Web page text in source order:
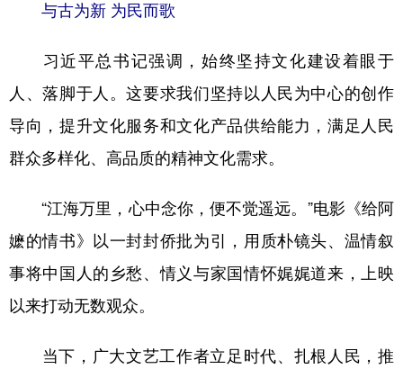
与古为新 为民而歌
习近平总书记强调，始终坚持文化建设着眼于
人、落脚于人。这要求我们坚持以人民为中心的创作
导向，提升文化服务和文化产品供给能力，满足人民
群众多样化、高品质的精神文化需求。
“江海万里，心中念你，便不觉遥远。”电影《给阿
嬷的情书》以一封封侨批为引，用质朴镜头、温情叙
事将中国人的乡愁、情义与家国情怀娓娓道来，上映
以来打动无数观众。
当下，广大文艺工作者立足时代、扎根人民，推